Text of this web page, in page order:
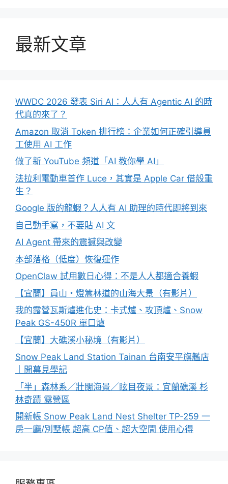
最新文章
WWDC 2026 發表 Siri AI：人人有 Agentic AI 的時
代真的來了？
Amazon 取消 Token 排行榜：企業如何正確引導員
工使用 AI 工作
做了新 YouTube 頻道「AI 教你學 AI」
法拉利電動車首作 Luce，其實是 Apple Car 借殼重
生？
Google 版的龍蝦？人人有 AI 助理的時代即將到來
自己動手寫，不要貼 AI 文
AI Agent 帶來的震撼與改變
本部落格（低度）恢復運作
OpenClaw 試用數日心得：不是人人都適合養蝦
【宜蘭】員山・燈篙林道的山海大景（有影片）
我的露營瓦斯爐進化史：卡式爐、攻頂爐、Snow
Peak GS-450R 單口爐
【宜蘭】大礁溪小秘境（有影片）
Snow Peak Land Station Tainan 台南安平旗艦店
｜開幕見學記
「半」森林系／壯闊海景／眩目夜景：宜蘭礁溪 杉
林奇蹟 露營區
開新帳 Snow Peak Land Nest Shelter TP-259 一
房一廳/別墅帳 超高 CP值、超大空間 使用心得